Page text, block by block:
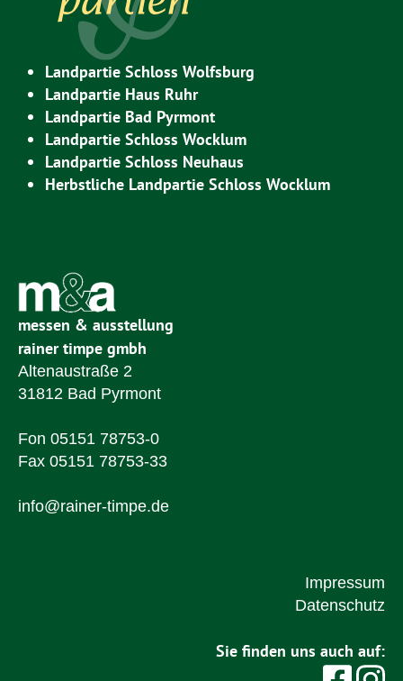
messen & ausstellung
rainer timpe gmbh
Altenaustraße 2
31812 Bad Pyrmont
Fon 05151 78753-0
Fax 05151 78753-33
info@rainer-timpe.de
Landpartie Schloss Wolfsburg
Landpartie Haus Ruhr
Landpartie Bad Pyrmont
Landpartie Schloss Wocklum
Landpartie Schloss Neuhaus
Herbstliche Landpartie Schloss Wocklum
Impressum
Datenschutz
Sie finden uns auch auf: